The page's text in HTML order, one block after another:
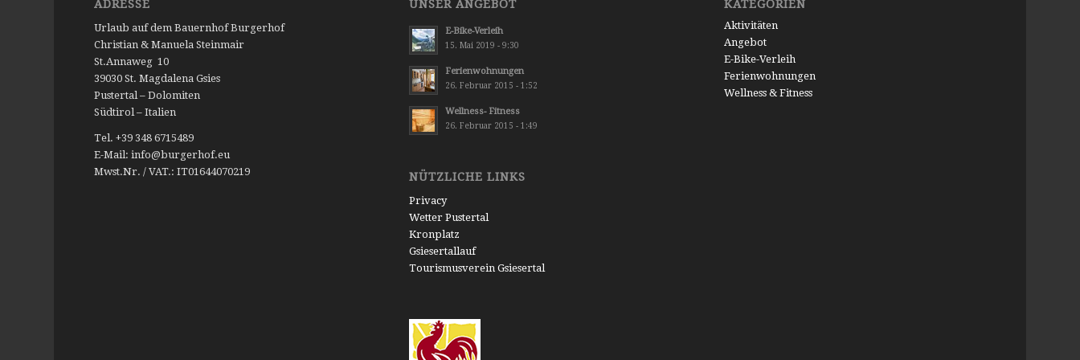
ADRESSE
Urlaub auf dem Bauernhof Burgerhof
Christian & Manuela Steinmair
St.Annaweg 10
39030 St. Magdalena Gsies
Pustertal – Dolomiten
Südtirol – Italien
Tel. +39 348 6715489
E-Mail: info@burgerhof.eu
Mwst.Nr. / VAT.: IT01644070219
UNSER ANGEBOT
E-Bike-Verleih
15. Mai 2019 - 9:30
Ferienwohnungen
26. Februar 2015 - 1:52
Wellness- Fitness
26. Februar 2015 - 1:49
NÜTZLICHE LINKS
Privacy
Wetter Pustertal
Kronplatz
Gsiesertallauf
Tourismusverein Gsiesertal
KATEGORIEN
Aktivitäten
Angebot
E-Bike-Verleih
Ferienwohnungen
Wellness & Fitness